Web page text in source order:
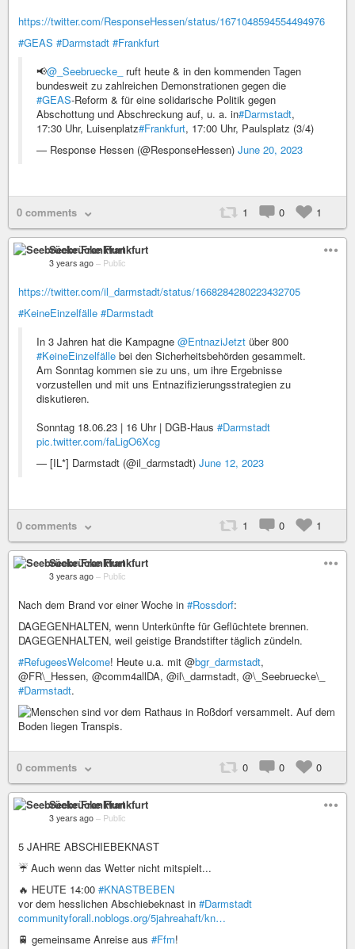
https://twitter.com/ResponseHessen/status/1671048594554494976
#GEAS #Darmstadt #Frankfurt
📢@_Seebruecke_
ruft heute & in den kommenden Tagen
bundesweit zu zahlreichen Demonstrationen gegen die
#GEAS-Reform & für eine solidarische Politik gegen
Abschottung und Abschreckung auf, u. a. in#Darmstadt,
17:30 Uhr, Luisenplatz#Frankfurt, 17:00 Uhr, Paulsplatz (3/4)
— Response Hessen (@ResponseHessen) June 20, 2023
0 comments 1 0 1
Seebrücke Frankfurt
3 years ago – Public
https://twitter.com/il_darmstadt/status/1668284280223432705
#KeineEinzelfälle #Darmstadt
In 3 Jahren hat die Kampagne @EntnaziJetzt über 800
#KeineEinzelfälle bei den Sicherheitsbehörden gesammelt.
Am Sonntag kommen sie zu uns, um ihre Ergebnisse
vorzustellen und mit uns Entnazifizierungsstrategien zu
diskutieren.
Sonntag 18.06.23 | 16 Uhr | DGB-Haus #Darmstadt
pic.twitter.com/faLigO6Xcg
— [IL*] Darmstadt (@il_darmstadt) June 12, 2023
0 comments 1 0 1
Seebrücke Frankfurt
3 years ago – Public
Nach dem Brand vor einer Woche in #Rossdorf:
DAGEGENHALTEN, wenn Unterkünfte für Geflüchtete brennen.
DAGEGENHALTEN, weil geistige Brandstifter täglich zündeln.
#RefugeesWelcome! Heute u.a. mit @bgr_darmstadt,
@FR\_Hessen, @comm4allDA, @il\_darmstadt, @\_Seebruecke\_
#Darmstadt.
0 comments 0 0 0
Seebrücke Frankfurt
3 years ago – Public
5 JAHRE ABSCHIEBEKNAST
☔️ Auch wenn das Wetter nicht mitspielt...
🔥 HEUTE 14:00 #KNASTBEBEN
vor dem hesslichen Abschiebeknast in #Darmstadt
communityforall.noblogs.org/5jahreahaft/kn…
🚆 gemeinsame Anreise aus #Ffm!